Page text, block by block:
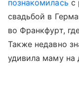
познакомилась с
свадьбой в
во Франкфурт,
Также недавно
удивила маму на